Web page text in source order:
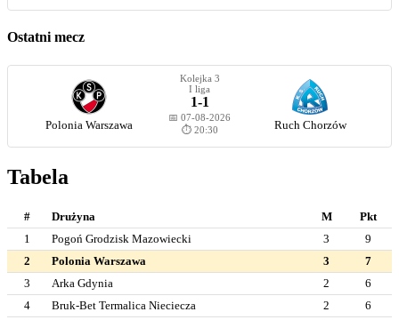
Ostatni mecz
Polonia Warszawa
Kolejka 3
I liga
1-1
📅 07-08-2026
⏱️ 20:30
Ruch Chorzów
Tabela
# Drużyna M
Pkt
1
Pogoń Grodzisk Mazowiecki 3
9
2
Polonia Warszawa 3
7
3
Arka Gdynia 2
6
4
Bruk-Bet Termalica Nieciecza 2
6